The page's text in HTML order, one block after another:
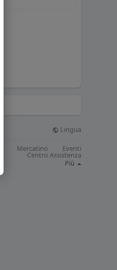
Lingua
Mercatino Eventi
Centro Assistenza
Più